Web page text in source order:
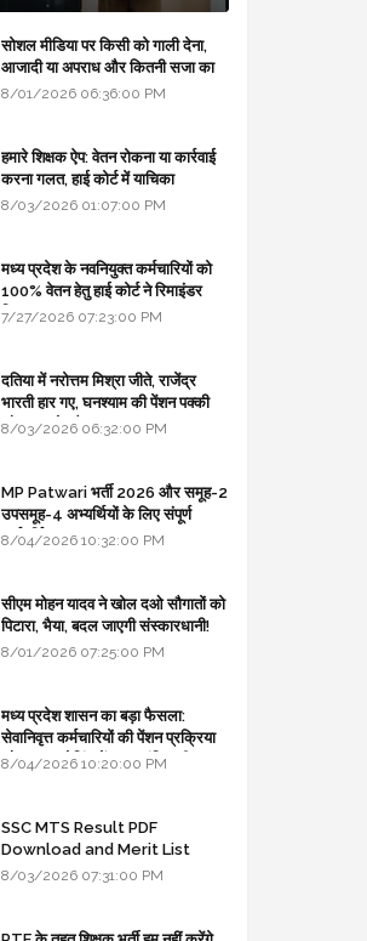
सोशल मीडिया पर किसी को गाली देना,
आजादी या अपराध और कितनी सजा का
प्रावधान - free legal advice
8/01/2026 06:36:00 PM
हमारे शिक्षक ऐप: वेतन रोकना या कार्रवाई
करना गलत, हाई कोर्ट में याचिका
8/03/2026 01:07:00 PM
मध्य प्रदेश के नवनियुक्त कर्मचारियों को
100% वेतन हेतु हाई कोर्ट ने रिमाइंडर
लिखा
7/27/2026 07:23:00 PM
दतिया में नरोत्तम मिश्रा जीते, राजेंद्र
भारती हार गए, घनश्याम की पेंशन पक्की
और आशुतोष बैक टू...
8/03/2026 06:32:00 PM
MP Patwari भर्ती 2026 और समूह-2
उपसमूह-4 अभ्यर्थियों के लिए संपूर्ण
मार्गदर्शिका
8/04/2026 10:32:00 PM
सीएम मोहन यादव ने खोल दओ सौगातों को
पिटारा, भैया, बदल जाएगी संस्कारधानी!
8/01/2026 07:25:00 PM
मध्य प्रदेश शासन का बड़ा फैसला:
सेवानिवृत्त कर्मचारियों की पेंशन प्रक्रिया
और बजट कोडिंग में हुए क्रांतिकारी
8/04/2026 10:20:00 PM
SSC MTS Result PDF
Download and Merit List
Update
8/03/2026 07:31:00 PM